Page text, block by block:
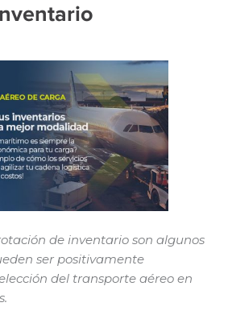
de inventario son algunos
ser positivamente
del transporte aéreo en